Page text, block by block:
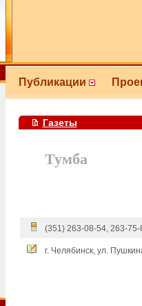
Публикации
Газеты
Тумба
(351) 263-08-54, 263-75-
г. Челябинск, ул.